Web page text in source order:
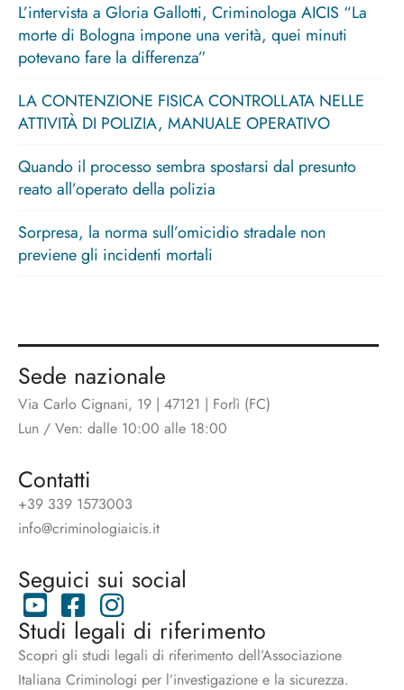
L’intervista a Gloria Gallotti, Criminologa AICIS “La
morte di Bologna impone una verità, quei minuti
potevano fare la differenza”
LA CONTENZIONE FISICA CONTROLLATA NELLE
ATTIVITÀ DI POLIZIA, MANUALE OPERATIVO
Quando il processo sembra spostarsi dal presunto
reato all’operato della polizia
Sorpresa, la norma sull’omicidio stradale non
previene gli incidenti mortali
Sede nazionale
Via Carlo Cignani, 19 | 47121 | Forlì (FC)
Lun / Ven: dalle 10:00 alle 18:00
Contatti
+39 339 1573003
info@criminologiaicis.it
Seguici sui social
Studi legali di riferimento
Scopri gli studi legali di riferimento dell’Associazione
Italiana Criminologi per l’investigazione e la sicurezza.